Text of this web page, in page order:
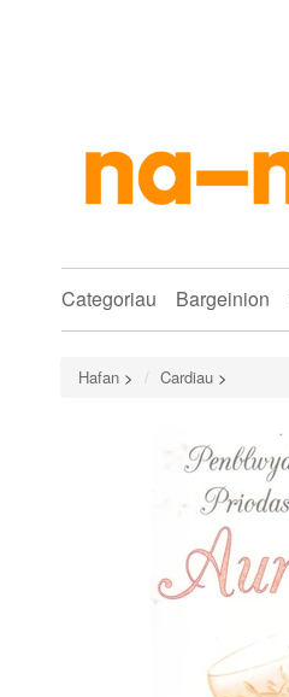
Categoriau Bargeinion
Hafan > Cardiau >